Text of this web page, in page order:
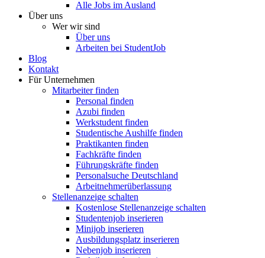
Alle Jobs im Ausland
Über uns
Wer wir sind
Über uns
Arbeiten bei StudentJob
Blog
Kontakt
Für Unternehmen
Mitarbeiter finden
Personal finden
Azubi finden
Werkstudent finden
Studentische Aushilfe finden
Praktikanten finden
Fachkräfte finden
Führungskräfte finden
Personalsuche Deutschland
Arbeitnehmerüberlassung
Stellenanzeige schalten
Kostenlose Stellenanzeige schalten
Studentenjob inserieren
Minijob inserieren
Ausbildungsplatz inserieren
Nebenjob inserieren